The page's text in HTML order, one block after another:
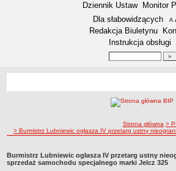
Dziennik Ustaw
Monitor
Menu dodatkowe
Dla słabowidzących A
Redakcja Biuletynu
Instrukcja obsługi
Zadania publiczne
Związki i stowarzyszenia
ścieżka nawigacji
Strona główna >
> Burmistrz Lubniewic ogłasza IV przetarg ustny
Burmistrz Lubniewic ogłasza IV przetarg ustny
sprzedaż samochodu specjalnego marki Jelcz 325